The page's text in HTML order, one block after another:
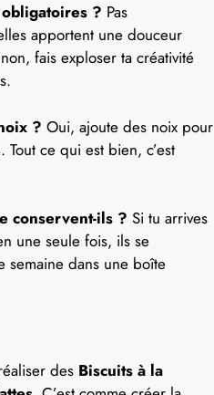
? Pas
apportent une douceur
fais exploser ta créativité
? Oui, ajoute des noix pour
Tout ce qui est bien, c’est
conservent-ils ? Si tu arrives
une seule fois, ils se
semaine dans une boîte
des Biscuits à la